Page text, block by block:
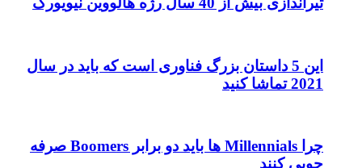
فناوری است که باید در سال
چرا Millennials ها باید دو برابر Boomers صرفه